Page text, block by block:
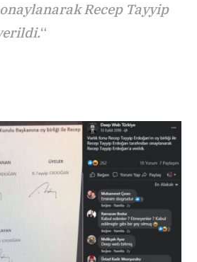
Recep Tayyip
“